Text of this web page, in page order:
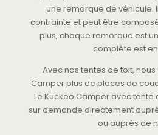
une remorque de véhicule.
contrainte et peut être
plus, chaque remorque est
complète est
Avec nos tentes de toit,
Camper plus de places de
Le Kuckoo Camper avec tente
sur demande directement
ou auprès de